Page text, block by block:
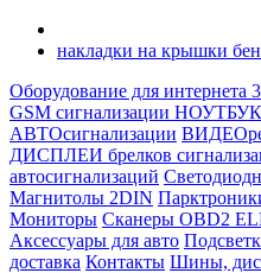
накладки на крышки
Оборудование для интернета
GSM сигнализации
АВТОсигнализации
ДИСПЛЕИ брелков
автосигнализаций
Магнитолы 2DIN
Мониторы Сканеры OBD2
Аксессуары для авто
доставка Контакты Шины,